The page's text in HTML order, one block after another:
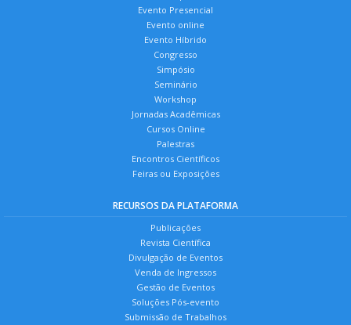
Evento Presencial
Evento online
Evento Híbrido
Congresso
Simpósio
Seminário
Workshop
Jornadas Acadêmicas
Cursos Online
Palestras
Encontros Científicos
Feiras ou Exposições
RECURSOS DA PLATAFORMA
Publicações
Revista Científica
Divulgação de Eventos
Venda de Ingressos
Gestão de Eventos
Soluções Pós-evento
Submissão de Trabalhos